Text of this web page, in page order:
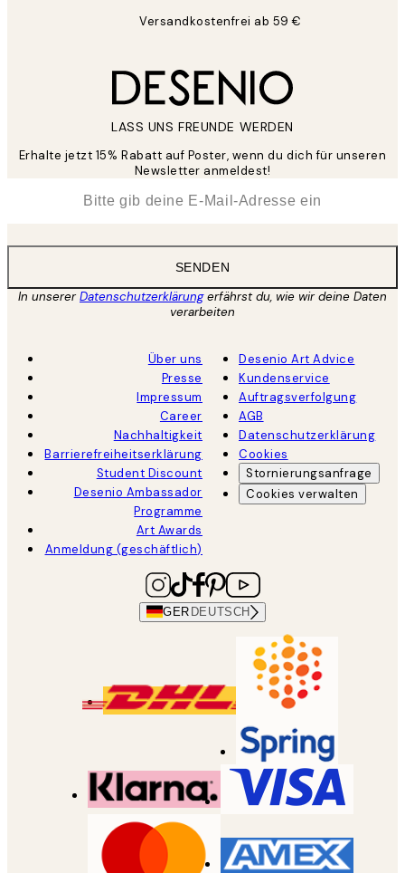
Versandkostenfrei ab 59 €
LASS UNS FREUNDE WERDEN
Erhalte jetzt 15% Rabatt auf Poster, wenn du dich für unseren
Newsletter anmeldest!
SENDEN
In unsererDatenschutzerklärungerfährst du, wie wir deine Daten
verarbeiten
Über uns
Presse
Impressum
Career
Nachhaltigkeit
Barrierefreiheitserklärung
Student Discount
Desenio Ambassador
Programme
Art Awards
Anmeldung (geschäftlich)
Desenio Art Advice
Kundenservice
Auftragsverfolgung
AGB
Datenschutzerklärung
Cookies
Stornierungsanfrage
Cookies verwalten
GER DEUTSCH